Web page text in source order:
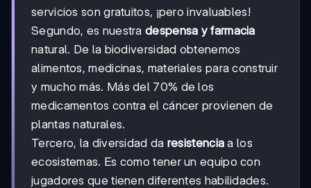
servicios son gratuitos, ¡pero invaluables!
Segundo, es nuestra despensa y farmacia
natural. De la biodiversidad obtenemos
alimentos, medicinas, materiales para construir
y mucho más. Más del 70% de los
medicamentos contra el cáncer provienen de
plantas naturales.
Tercero, la diversidad da resistencia a los
ecosistemas. Es como tener un equipo con
jugadores que tienen diferentes habilidades.